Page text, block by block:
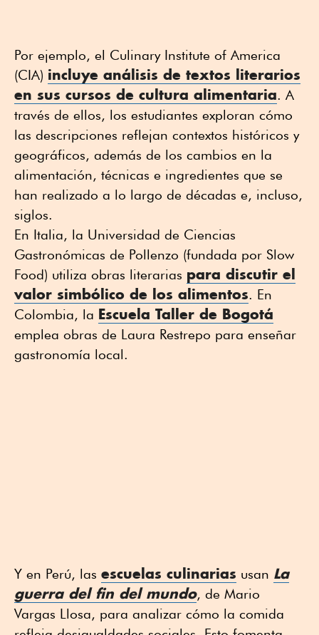
Por ejemplo, el Culinary Institute of America
(CIA) incluye análisis de textos literarios
en sus cursos de cultura alimentaria. A
través de ellos, los estudiantes exploran cómo
las descripciones reflejan contextos históricos y
geográficos, además de los cambios en la
alimentación, técnicas e ingredientes que se
han realizado a lo largo de décadas e, incluso,
siglos.
En Italia, la Universidad de Ciencias
Gastronómicas de Pollenzo (fundada por Slow
Food) utiliza obras literarias para discutir el
valor simbólico de los alimentos. En
Colombia, la Escuela Taller de Bogotá
emplea obras de Laura Restrepo para enseñar
gastronomía local.
Y en Perú, las escuelas culinarias usan La
guerra del fin del mundo, de Mario
Vargas Llosa, para analizar cómo la comida